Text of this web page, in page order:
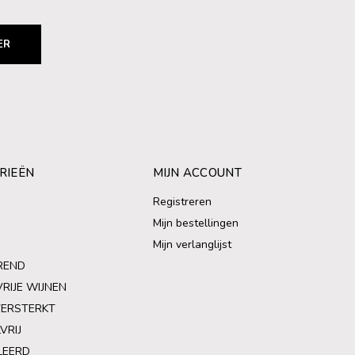
WIJNEN
MIJN ACCOUNT
Registreren
Mijn bestellingen
Mijn verlanglijst